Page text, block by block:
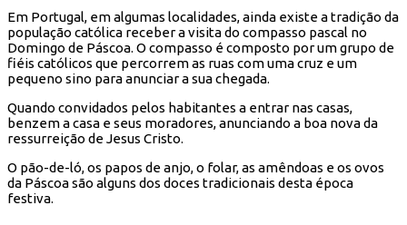
Em Portugal, em algumas localidades, ainda existe a tradição da
população católica receber a visita do compasso pascal no
Domingo de Páscoa. O compasso é composto por um grupo de
fiéis católicos que percorrem as ruas com uma cruz e um
pequeno sino para anunciar a sua chegada.
Quando convidados pelos habitantes a entrar nas casas,
benzem a casa e seus moradores, anunciando a boa nova da
ressurreição de Jesus Cristo.
O pão-de-ló, os papos de anjo, o folar, as amêndoas e os ovos
da Páscoa são alguns dos doces tradicionais desta época
festiva.